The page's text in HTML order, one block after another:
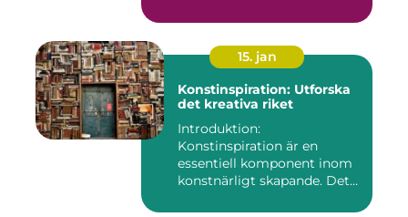
15. jan
Konstinspiration: Utforska
det kreativa riket
Introduktion:
Konstinspiration är en
essentiell komponent inom
konstnärligt skapande. Det